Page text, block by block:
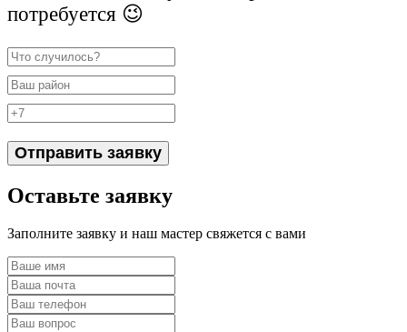
потребуется 😉
Отправить заявку
Оставьте заявку
Заполните заявку и наш мастер свяжется с вами